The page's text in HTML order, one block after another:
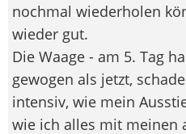
nochmal wiederholen
wieder gut.
Die Waage - am 5. Tag
gewogen als jetzt,
intensiv, wie mein
wie ich alles mit meinen